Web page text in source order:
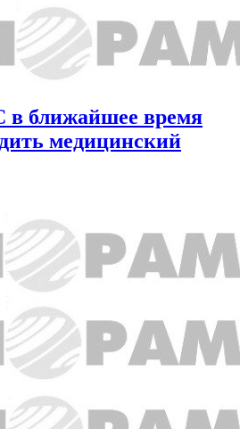
в ближайшее время
медицинский